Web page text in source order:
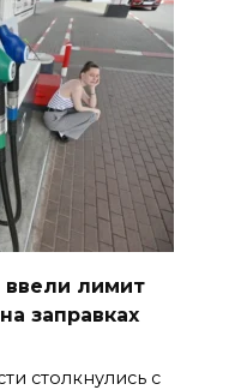
ввели лимит
заправках
столкнулись с